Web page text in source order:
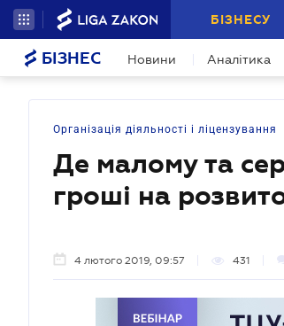
БІЗНЕСУ
БІЗНЕС Новини Аналітика
Організація діяльності і ліцензування
Де малому та
гроші на
4 лютого 2019, 09:57 431